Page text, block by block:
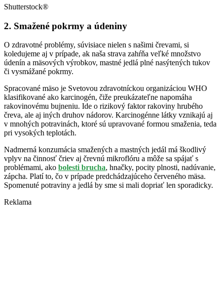
Shutterstock®
2. Smažené pokrmy a údeniny
O zdravotné problémy, súvisiace nielen s našimi črevami, si
koledujeme aj v prípade, ak naša strava zahŕňa veľké množstvo
údenín a mäsových výrobkov, mastné jedlá plné nasýtených tukov
či vysmážané pokrmy.
Spracované mäso je Svetovou zdravotníckou organizáciou WHO
klasifikované ako karcinogén, čiže preukázateľne napomáha
rakovinovému bujneniu. Ide o rizikový faktor rakoviny hrubého
čreva, ale aj iných druhov nádorov. Karcinogénne látky vznikajú aj
v mnohých potravinách, ktoré sú upravované formou smaženia, teda
pri vysokých teplotách.
Nadmerná konzumácia smažených a mastných jedál má škodlivý
vplyv na činnosť čriev aj črevnú mikroflóru a môže sa spájať s
problémami, ako bolesti brucha, hnačky, pocity plnosti, nadúvanie,
zápcha. Platí to, čo v prípade predchádzajúceho červeného mäsa.
Spomenuté potraviny a jedlá by sme si mali dopriať len sporadicky.
Reklama